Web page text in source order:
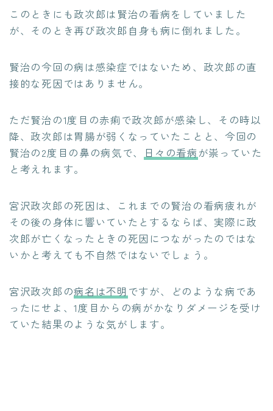
このときにも政次郎は賢治の看病をしていました
が、そのとき再び政次郎自身も病に倒れました。
賢治の今回の病は感染症ではないため、政次郎の直
接的な死因ではありません。
ただ賢治の1度目の赤痢で政次郎が感染し、その時以
降、政次郎は胃腸が弱くなっていたことと、今回の
賢治の2度目の鼻の病気で、
日々の看病が祟っていた
と考えれます。
宮沢政次郎の死因は、これまでの賢治の看病疲れが
その後の身体に響いていたとするならば、実際に政
次郎が亡くなったときの死因につながったのではな
いかと考えても不自然ではないでしょう。
宮沢政次郎の病名は不明 ですが、どのような病であ
ったにせよ、1度目からの病がかなりダメージを受け
ていた結果のような気がします。